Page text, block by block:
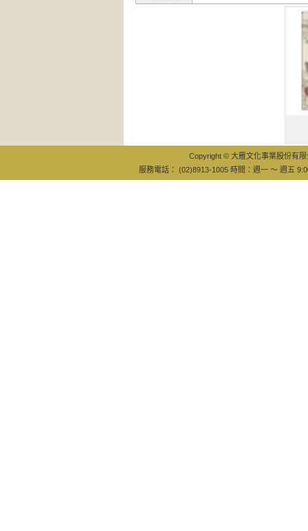
Copyright © 大雁文化事業股份有
服務電話： (02)8913-1005 時間：週一 ～ 週五